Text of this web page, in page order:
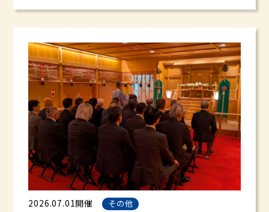
2026.07.01開催 その他